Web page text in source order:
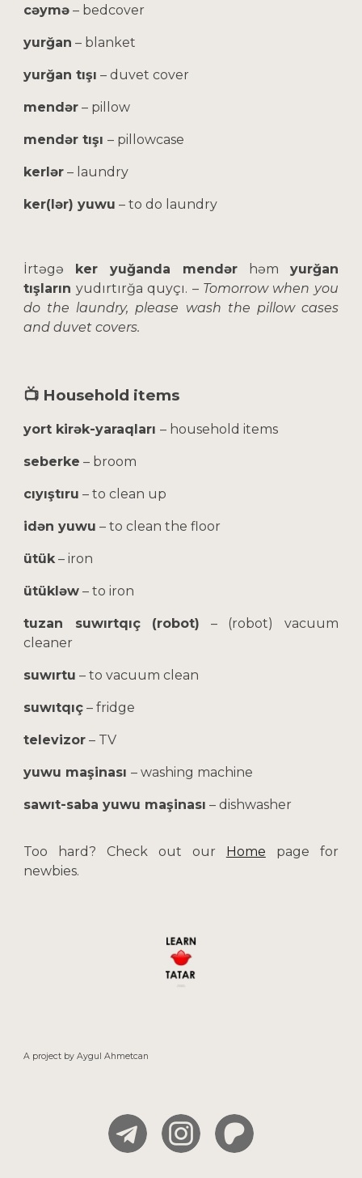
cəymə – bedcover
yurğan – blanket
yurğan tışı – duvet cover
mendər – pillow
mendər tışı– pillowcase
kerlər – laundry
ker(lər) yuwu – to do laundry
İrtəgə ker yuğanda mendərhəm yurğan
tışların yudırtırğa quyçı. – Tomorrow when you
do the laundry, please wash the pillow cases
and duvet covers.
📺 Household items
yort kirək-yaraqları– household items
seberke – broom
cıyıştıru – to clean up
idən yuwu – to clean the floor
ütük– iron
ütükləw – to iron
tuzan suwırtqıç (robot) – (robot) vacuum
cleaner
suwırtu – to vacuum clean
suwıtqıç – fridge
televizor – TV
yuwu maşinası– washing machine
sawıt-saba yuwu maşinası – dishwasher
Too hard? Check out our Home page for
newbies.
A project byAygulAhmetcan